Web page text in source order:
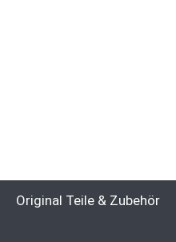
Original Teile & Zubehör